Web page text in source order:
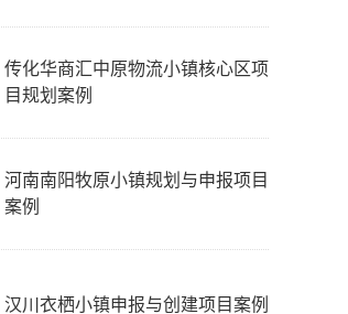
传化华商汇中原物流小镇核心区项
目规划案例
河南南阳牧原小镇规划与申报项目
案例
汉川衣栖小镇申报与创建项目案例